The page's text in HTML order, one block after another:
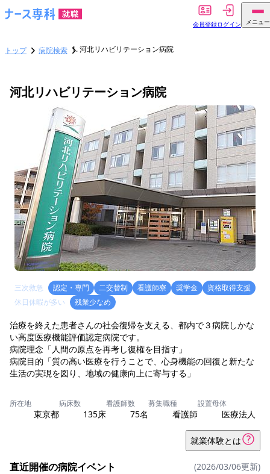
会員登録ログイン メニュー
トップ 病院検索 河北リハビリテーション病院
河北リハビリテーション病院
三次救急 認定・専門 二交替制 看護師寮 奨学金
資格取得支援
休日休暇が多い
残業少なめ
治療を終えた患者さんの社会復帰を支える、都内で３病院しかな
い高度医療機能評価認定病院です。
病院理念「人間の原点を再考し復権を目指す」
病院目的「質の高い医療を行うことで、心身機能の回復と新たな
所在地
東京都
病床数
135床
看護師数
75名
募集職種
看護師
設置母体
医療法人
就業体験とは
直近開催の病院イベント (2026/03/06更新)